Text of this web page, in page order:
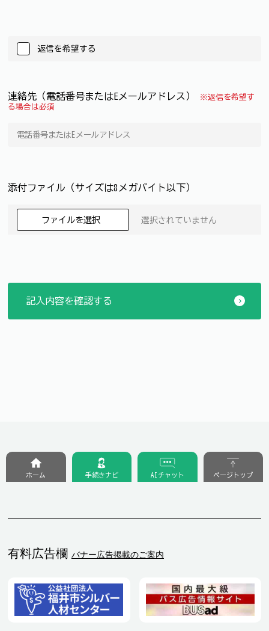
返信を希望する
連絡先（電話番号またはEメールアドレス）
※返信を希望す
る場合は必須
添付ファイル（サイズは8メガバイト以下）
ファイルを選択 選択されていません
有料広告欄 バナー広告掲載のご案内
ホーム 手続きナビ AIチャット ページトップ